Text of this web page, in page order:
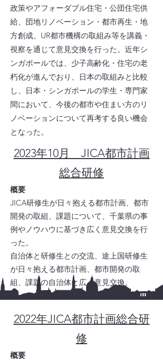
政策やアフォーダブル住宅・公団住宅供
給、団地リノベーション・都市再生・地
方創成、UR都市機構の取組み等を講義・
視察を通じて意見交換を行った。近年シ
ンガポールでは、少子高齢化・住宅の老
朽化が進んでおり、日本の取組みと比較
し、日本・シンガポールの学生・専門家
間において、今後の都市や住まい方のリ
ノベーションについて再考する良い機会
となった。
2023年10月 JICA都市計画
総合研修
概要​
JICA研修生が日々抱える都市計画、都市
開発の取組、課題について、千葉県の事
例やノウハウに基づき広く意見交換を行
った。
自治体と研修生との交流、途上国研修⽣
が⽇々抱える都市計画、都市開発の取
組、課題の⾃治体と広く意⾒交換。
2022年JICA都市計画総合研
修
概要​